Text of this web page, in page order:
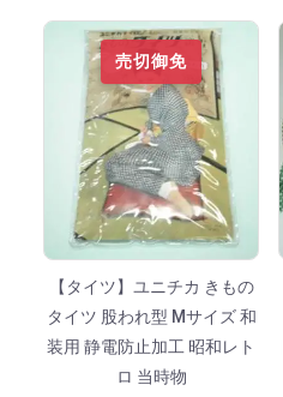
売切御免
【タイツ】ユニチカ きもの
タイツ 股われ型 Mサイズ 和
装用 静電防止加工 昭和レト
ロ 当時物